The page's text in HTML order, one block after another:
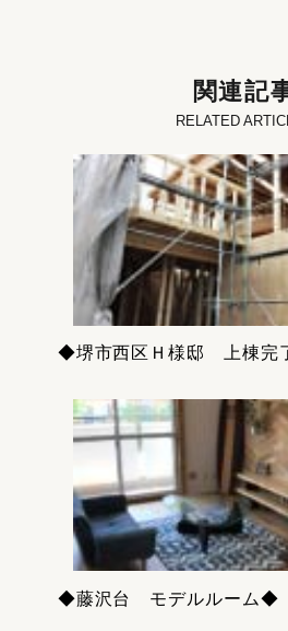
関連記
RELATED
◆堺市西区Ｈ様邸 上棟完
◆藤沢台 モデルルーム◆